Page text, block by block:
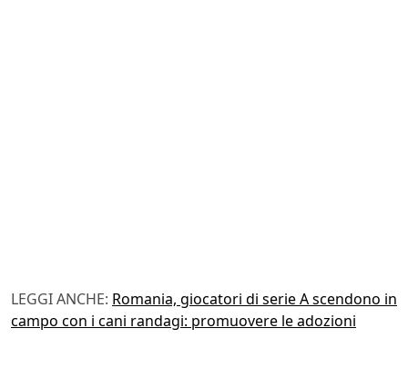
LEGGI ANCHE: Romania, giocatori di serie A scendono in
campo con i cani randagi: promuovere le adozioni